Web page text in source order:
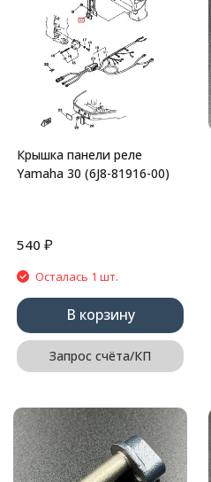
Крышка панели реле
Yamaha 30 (6J8-81916-00)
540 ₽
Осталась 1 шт.
В корзину
Запрос счёта/КП